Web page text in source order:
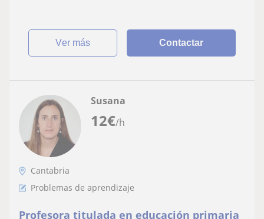
ver más Contactar
12€/h
Susana
Cantabria
Problemas de aprendizaje
Profesora titulada en educación primaria